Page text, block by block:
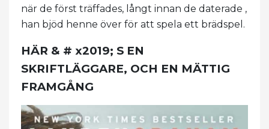
när de först träffades, långt innan de daterade ,
han bjöd henne över för att spela ett brädspel.
HÄR & # x2019; S EN
SKRIFTLÄGGARE, OCH EN MÄTTIG
FRAMGÅNG